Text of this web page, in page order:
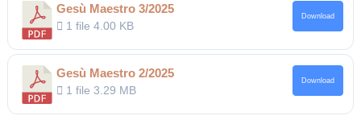
Gesù Maestro 3/2025
1 file4.00 KB
Download
Gesù Maestro 2/2025
1 file3.29 MB
Download